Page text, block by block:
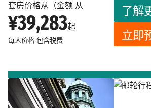
套房价格从（金额 从
¥39,283起
每人价格 包含税费
了解
立即